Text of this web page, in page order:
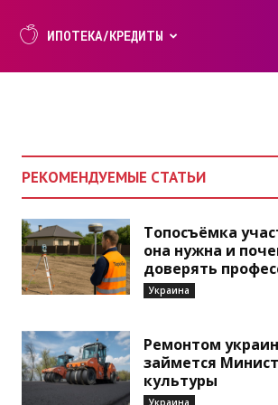
ИПОТЕКА/КРЕДИТЫ
РЕКОМЕНДУЕМЫЕ СТАТЬИ
Топосъёмка
она нужна и
доверять
Украина
Ремонтом
займется
культуры
Украина